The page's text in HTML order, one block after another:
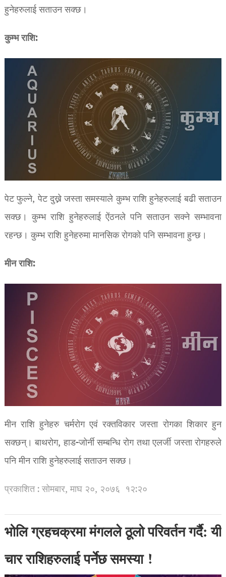
हुनेहरुलाई सताउन सक्छ।
कुम्भ राशि:
पेट फुल्ने, पेट दुख्ने जस्ता समस्याले कुम्भ राशि हुनेहरुलाई बढी सताउन
सक्छ। कुम्भ राशि हुनेहरुलाई ऐंठनले पनि सताउन सक्ने सम्भावना
रहन्छ। कुम्भ राशि हुनेहरुमा मानसिक रोगको पनि सम्भावना हुन्छ।
मीन राशि:
मीन राशि हुनेहरु चर्मरोग एवं रक्तविकार जस्ता रोगका शिकार हुन
सक्छन्। बाथरोग, हाड-जोर्नी सम्बन्धि रोग तथा एलर्जी जस्ता रोगहरुले
पनि मीन राशि हुनेहरुलाई सताउन सक्छ।
प्रकाशित : सोमबार, माघ २०, २०७६ १२:२०
भोलि ग्रहचक्रमा मंगलले ठूलो परिवर्तन गर्दै: यी
चार राशिहरुलाई पर्नेछ समस्या !